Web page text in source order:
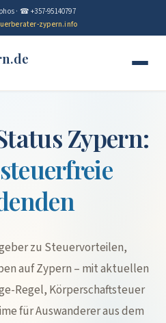
· ☎ +357-95140797
zypern.info
Zypern:
zu Steuervorteilen,
auf Zypern – mit aktuellen
Regel, Körperschaftsteuer
für Auswanderer aus dem